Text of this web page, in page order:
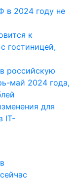
в 2024 году не
к
гостиницей,
российскую
май 2024 года,
для
IT-